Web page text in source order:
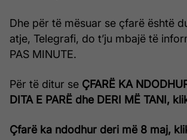
Dhe për të mësuar se çfarë është
atje, Telegrafi, do t’ju mbajë të
PAS MINUTE.
Për të ditur se ÇFARË KA
DITA E PARË dhe DERI MË TANI,
Çfarë ka ndodhur deri më 8 maj,